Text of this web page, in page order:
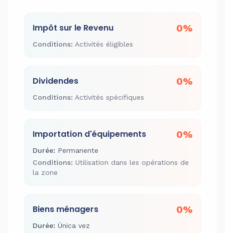
Impôt sur le Revenu 0%
Conditions: Activités éligibles
Dividendes 0%
Conditions: Activités spécifiques
Importation d'équipements 0%
Durée: Permanente
Conditions: Utilisation dans les opérations de
la zone
Biens ménagers 0%
Durée: Única vez